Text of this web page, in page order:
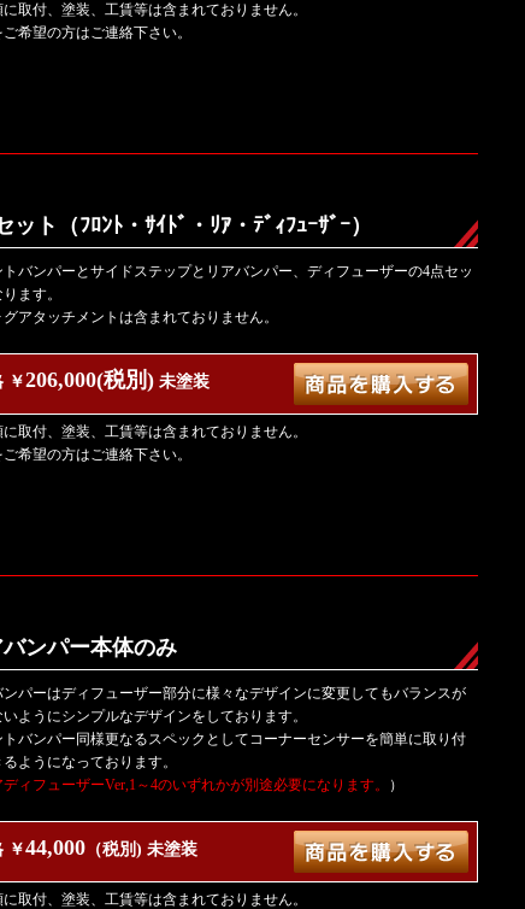
取付、塗装、工賃等は含まれておりません。
希望の方はご連絡下さい。
ット（ﾌﾛﾝﾄ・ｻｲﾄﾞ・ﾘｱ・ﾃﾞｨﾌｭｰｻﾞｰ）
トバンパーとサイドステップとリアバンパー、ディフューザーの4点セッ
ます。
アタッチメントは含まれておりません。
￥206,000(税別) 未塗装
取付、塗装、工賃等は含まれておりません。
希望の方はご連絡下さい。
バンパー本体のみ
ンパーはディフューザー部分に様々なデザインに変更してもバランスが
いようにシンプルなデザインをしております。
トバンパー同様更なるスペックとしてコーナーセンサーを簡単に取り付
ようになっております。
ディフューザーVer,1～4のいずれかが別途必要になります。 ）
￥44,000 （税別) 未塗装
取付、塗装、工賃等は含まれておりません。